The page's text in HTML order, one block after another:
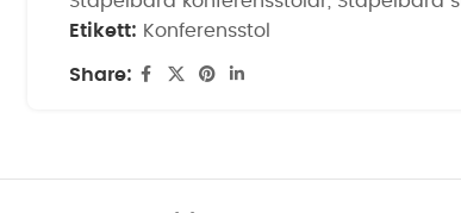
Etikett: Konferensstol
Share: